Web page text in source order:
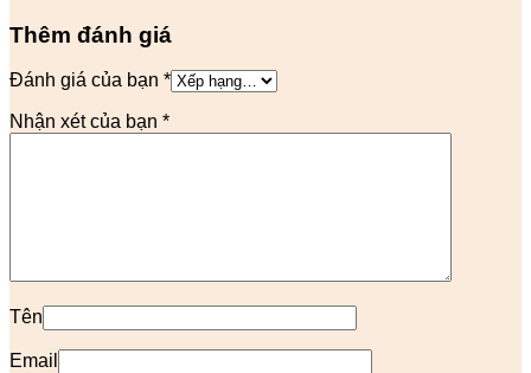
Thêm đánh giá
Đánh giá của bạn *
Nhận xét của bạn *
Tên
Email